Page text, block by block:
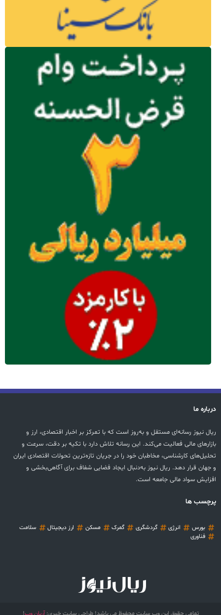
درباره ما
ریال نیوز رسانه‌ای مستقل و به‌روز است که با تمرکز بر اخبار اقتصادی، ارز و
بازارهای مالی فعالیت می‌کند. این رسانه تلاش دارد با تکیه بر دقت، سرعت و
تحلیل‌های کارشناسی، مخاطبان خود را در جریان تازه‌ترین تحولات اقتصادی ایران
و جهان قرار دهد. ریال نیوز به‌دنبال ایجاد فضایی شفاف برای آگاهی‌بخشی و
افزایش سواد مالی جامعه است.
پرچسب ها
بورس انرژی گردشگری گمرک مسکن ارز دیجیتال
سلامت
فناوری